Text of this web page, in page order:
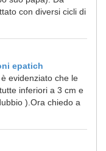
con diversi cicli di
epatich
evidenziato che le
inferiori a 3 cm e
).Ora chiedo a